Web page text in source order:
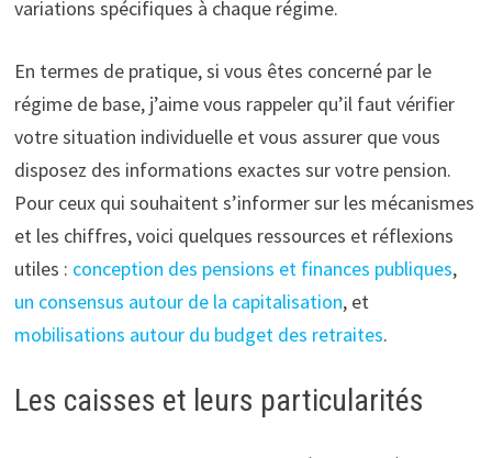
variations spécifiques à chaque régime.
En termes de pratique, si vous êtes concerné par le
régime de base, j’aime vous rappeler qu’il faut vérifier
votre situation individuelle et vous assurer que vous
disposez des informations exactes sur votre pension.
Pour ceux qui souhaitent s’informer sur les mécanismes
et les chiffres, voici quelques ressources et réflexions
utiles : conception des pensions et finances publiques,
un consensus autour de la capitalisation, et
mobilisations autour du budget des retraites.
Les caisses et leurs particularités